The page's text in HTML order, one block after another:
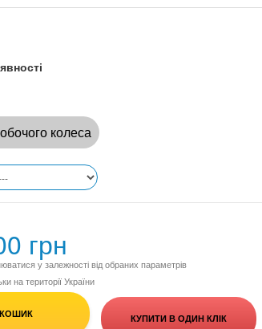
колеса
грн
у залежності від обраних параметрів
на території України
КУПИТИ В ОДИН КЛІК